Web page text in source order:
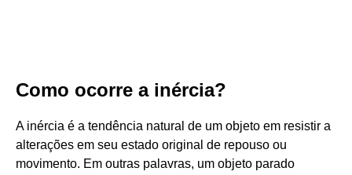
Como ocorre a inércia?
A inércia é a tendência natural de um objeto em resistir a
alterações em seu estado original de repouso ou
movimento. Em outras palavras, um objeto parado